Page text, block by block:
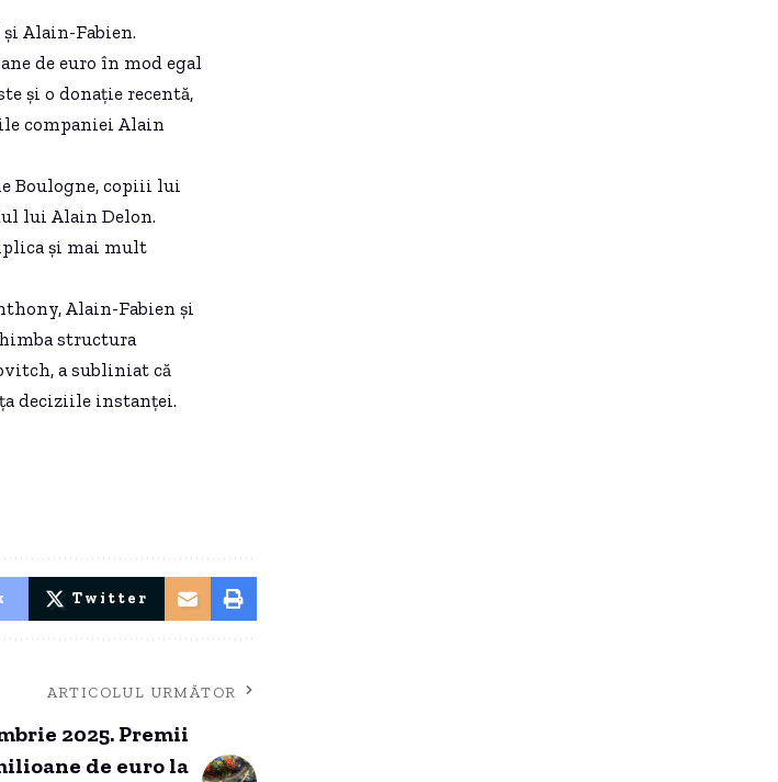
Alain-Fabien.
de euro în mod egal
și o donație recentă,
companiei Alain
Boulogne, copiii lui
lui Alain Delon.
și mai mult
Alain-Fabien și
structura
a subliniat că
deciziile instanței.
Twitter
ARTICOLUL URMĂTOR
2025. Premii
de euro la